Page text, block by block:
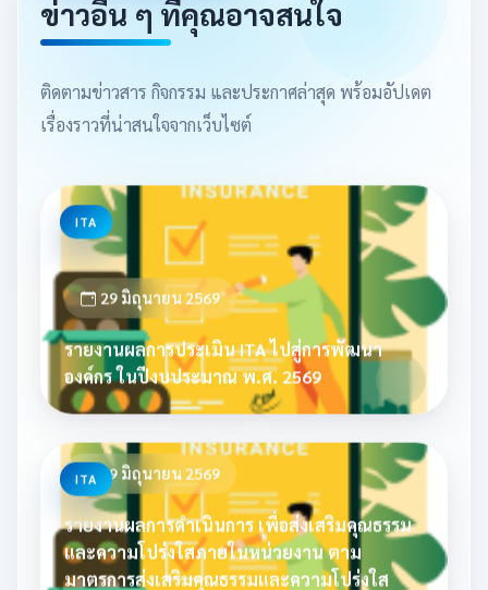
ข่าวอื่น ๆ ที่คุณอาจสนใจ
ติดตามข่าวสาร กิจกรรม และประกาศล่าสุด พร้อมอัปเดต
เรื่องราวที่น่าสนใจจากเว็บไซต์
ITA
29 มิถุนายน 2569
รายงานผลการประเมิน ITA ไปสู่การพัฒนา
องค์กร ในปีงบประมาณ พ.ศ. 2569
ITA 29 มิถุนายน 2569
รายงานผลการดำเนินการ เพื่อส่งเสริมคุณธรรม
และความโปร่งใสภายในหน่วยงาน ตาม
มาตรการส่งเสริมคุณธรรมและความโปร่งใส